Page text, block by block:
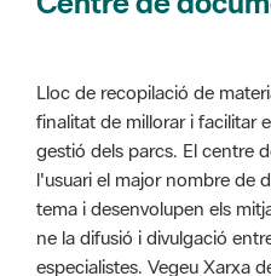
Lloc de recopilació de
finalitat de millorar i facilitar
gestió dels parcs. El centre
l'usuari el major nombre de
tema i desenvolupen els
ne la difusió i divulgació
especialistes. Vegeu Xarxa